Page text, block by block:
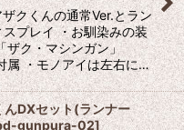
クくんの通常Ver.とラン
プレイ ・お馴染みの装
ザク・マシンガン」
属 ・モノアイは左右に…
んDXセット(ランナー
gunpura-02]